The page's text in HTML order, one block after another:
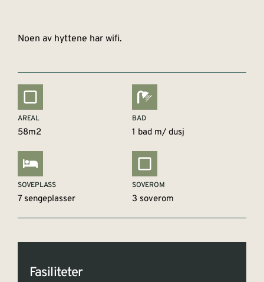
Noen av hyttene har wifi.
AREAL
58m2
BAD
1 bad m/ dusj
SOVEPLASS
7 sengeplasser
SOVEROM
3 soverom
Fasiliteter